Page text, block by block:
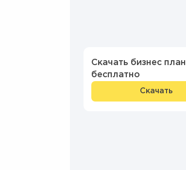
Скачать бизнес план
бесплатно
Скачать